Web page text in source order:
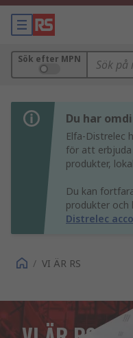
Sök efter MPN
Du har
Elfa-Distrelec
för att
produkter,
Du kan
produkter
Distrelec
/ VI ÄR RS